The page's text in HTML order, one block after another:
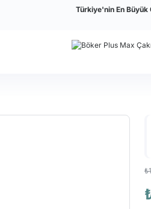
Türkiye'nin En Büyük